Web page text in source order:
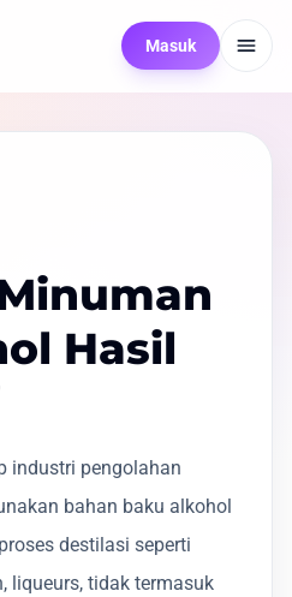
Masuk
Hasil
industri pengolahan
bahan baku alkohol
destilasi seperti
liqueurs, tidak termasuk